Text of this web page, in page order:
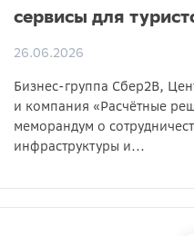
сервисы для
26.06.2026
Бизнес-группа Сбер2B,
и компания «Расчётные
меморандум о
инфраструктуры и...